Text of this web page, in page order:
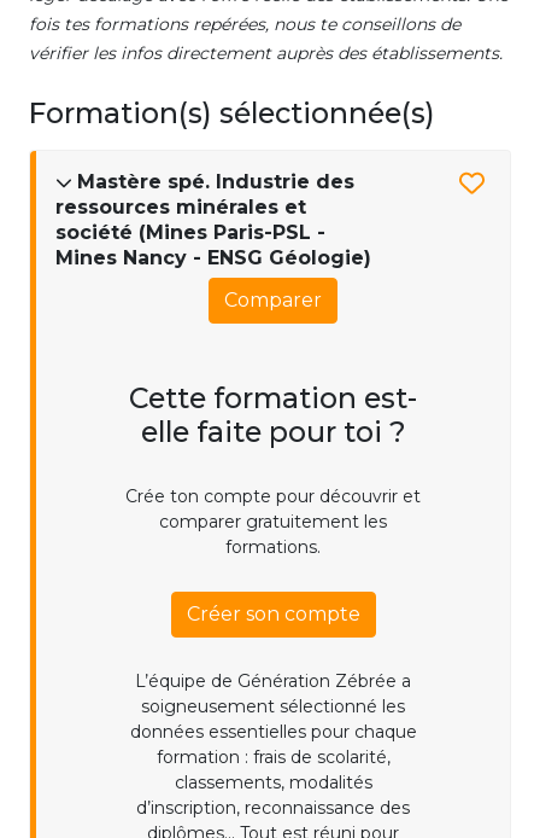
fois tes formations repérées, nous te conseillons de
vérifier les infos directement auprès des établissements.
Formation(s) sélectionnée(s)
Mastère spé. Industrie des
ressources minérales et
société (Mines Paris-PSL -
Mines Nancy - ENSG Géologie)
Comparer
Cette formation est-
elle faite pour toi ?
Crée ton compte pour découvrir et
comparer gratuitement les
formations.
Créer son compte
L’équipe de Génération Zébrée a
soigneusement sélectionné les
données essentielles pour chaque
formation : frais de scolarité,
classements, modalités
d’inscription, reconnaissance des
diplômes... Tout est réuni pour